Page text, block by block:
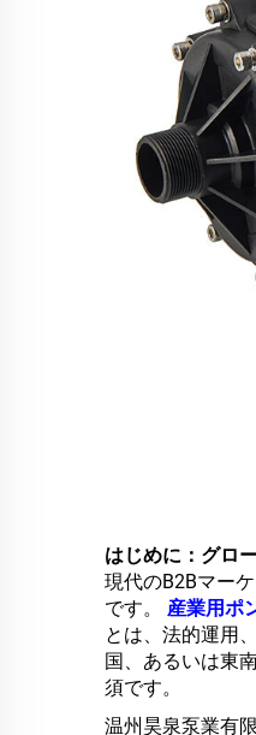
はじめに：グロ
現代のB2Bマー
です。 産業用ポ
とは、法的運用
国、あるいは東
須です。
温州昊泉泵業有